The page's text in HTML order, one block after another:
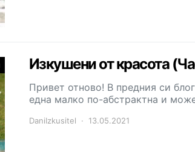
Изкушени от красота
Привет отново! В предния си
една малко по-абстрактна и
DaniIzkusitel 13.05.2021